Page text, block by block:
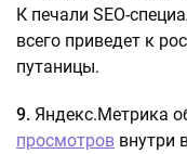
К печали SEO-
всего приведет к
путаницы.
9. Яндекс.Метрика
просмотров внутри